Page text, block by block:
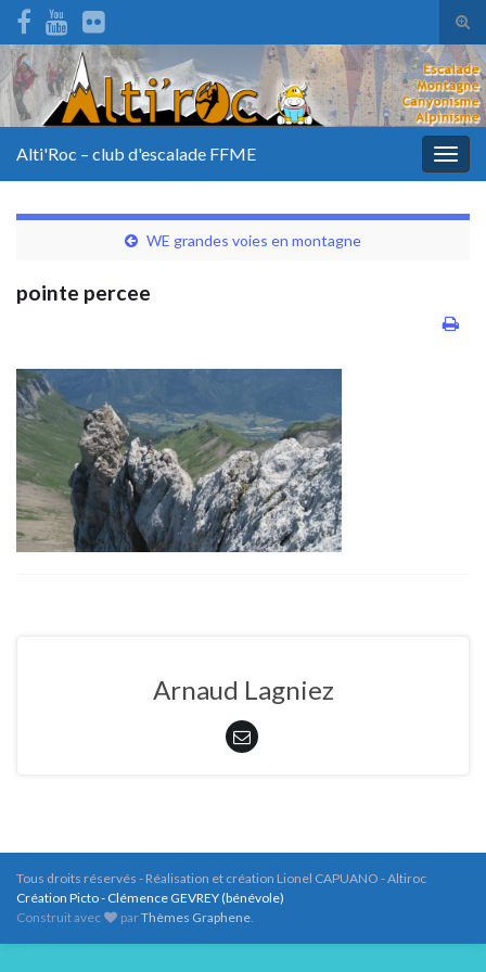
Alti'Roc – club d'escalade FFME
WE grandes voies en montagne
pointe percee
Arnaud Lagniez
Tous droits réservés - Réalisation et création Lionel CAPUANO - Altiroc
Création Picto - Clémence GEVREY (bénévole)
Construit avec
parThèmes Graphene